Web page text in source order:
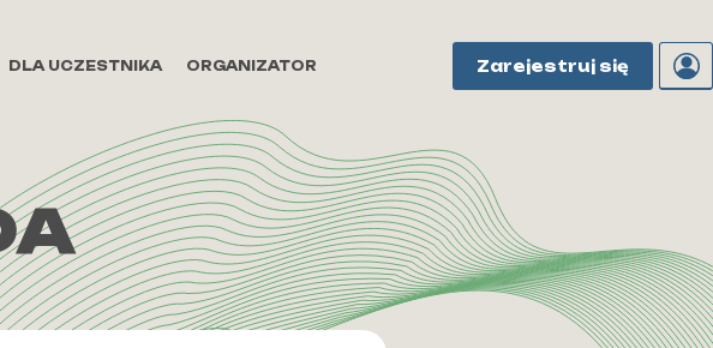
DLA UCZESTNIKA ORGANIZATOR Zarejestruj się